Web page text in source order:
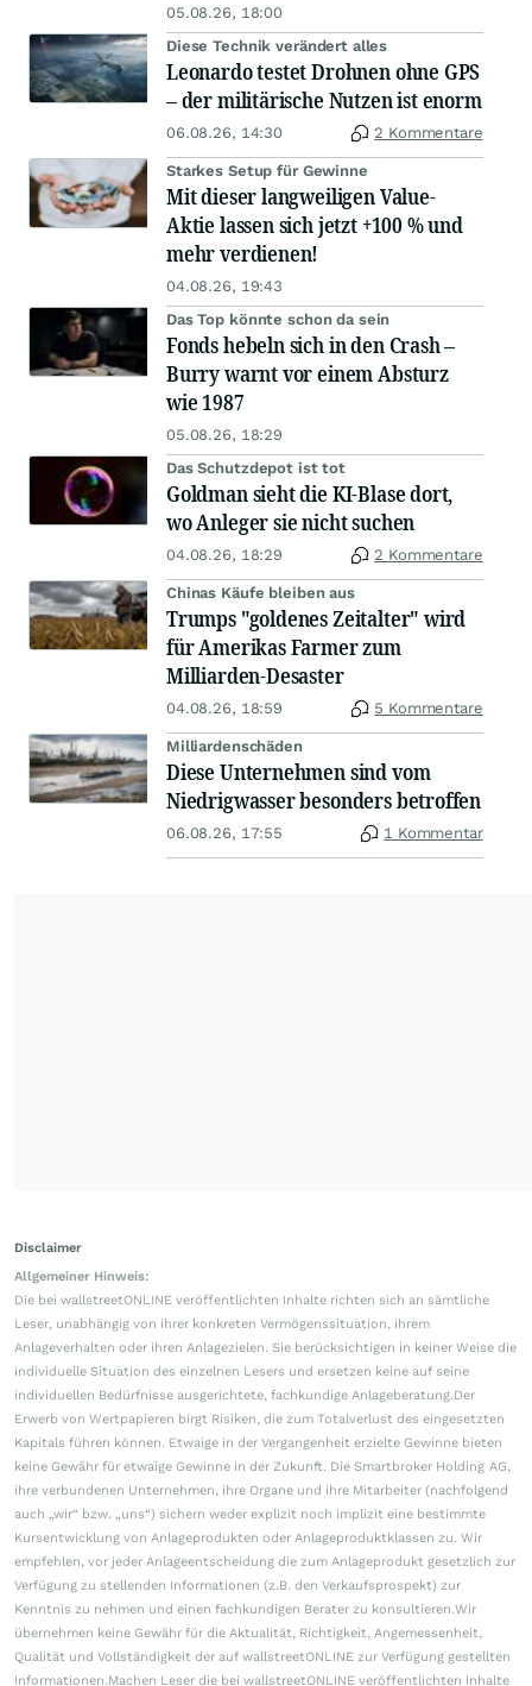
05.08.26, 18:00
Diese Technik verändert alles
Leonardo testet Drohnen ohne GPS
– der militärische Nutzen ist enorm
06.08.26, 14:30 2 Kommentare
Starkes Setup für Gewinne
Mit dieser langweiligen Value-
Aktie lassen sich jetzt +100 % und
mehr verdienen!
04.08.26, 19:43
Das Top könnte schon da sein
Fonds hebeln sich in den Crash –
Burry warnt vor einem Absturz
wie 1987
05.08.26, 18:29
Das Schutzdepot ist tot
Goldman sieht die KI-Blase dort,
wo Anleger sie nicht suchen
04.08.26, 18:29 2 Kommentare
Chinas Käufe bleiben aus
Trumps "goldenes Zeitalter" wird
für Amerikas Farmer zum
Milliarden-Desaster
04.08.26, 18:59 5 Kommentare
Milliardenschäden
Diese Unternehmen sind vom
Niedrigwasser besonders betroffen
06.08.26, 17:55 1 Kommentar
Disclaimer
Allgemeiner Hinweis:
Die bei wallstreetONLINE veröffentlichten Inhalte richten sich an sämtliche
Leser, unabhängig von ihrer konkreten Vermögenssituation, ihrem
Anlageverhalten oder ihren Anlagezielen. Sie berücksichtigen in keiner Weise die
individuelle Situation des einzelnen Lesers und ersetzen keine auf seine
individuellen Bedürfnisse ausgerichtete, fachkundige Anlageberatung.Der
Erwerb von Wertpapieren birgt Risiken, die zum Totalverlust des eingesetzten
Kapitals führen können. Etwaige in der Vergangenheit erzielte Gewinne bieten
keine Gewähr für etwaige Gewinne in der Zukunft. Die Smartbroker Holding AG,
ihre verbundenen Unternehmen, ihre Organe und ihre Mitarbeiter (nachfolgend
auch „wir“ bzw. „uns“) sichern weder explizit noch implizit eine bestimmte
Kursentwicklung von Anlageprodukten oder Anlageproduktklassen zu. Wir
empfehlen, vor jeder Anlageentscheidung die zum Anlageprodukt gesetzlich zur
Verfügung zu stellenden Informationen (z.B. den Verkaufsprospekt) zur
Kenntnis zu nehmen und einen fachkundigen Berater zu konsultieren.Wir
übernehmen keine Gewähr für die Aktualität, Richtigkeit, Angemessenheit,
Qualität und Vollständigkeit der auf wallstreetONLINE zur Verfügung gestellten
Informationen.Machen Leser die bei wallstreetONLINE veröffentlichten Inhalte